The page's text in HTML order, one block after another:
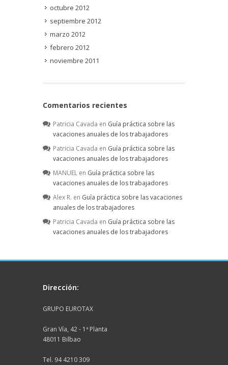
octubre 2012
septiembre 2012
marzo 2012
febrero 2012
noviembre 2011
Comentarios recientes
Patricia Cavada en Guía práctica sobre las
vacaciones anuales de los trabajadores
Patricia Cavada en Guía práctica sobre las
vacaciones anuales de los trabajadores
MANUEL en Guía práctica sobre las
vacaciones anuales de los trabajadores
Alex R. en Guía práctica sobre las vacaciones
anuales de los trabajadores
Patricia Cavada en Guía práctica sobre las
vacaciones anuales de los trabajadores
Dirección:
GRUPO EUROTAX
Gran Vía, 42 - 1ª Planta
48011 Bilbao
Tel. 94 4210 309